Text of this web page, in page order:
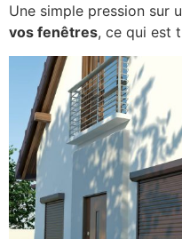
Une simple pression sur
vos fenêtres, ce qui est